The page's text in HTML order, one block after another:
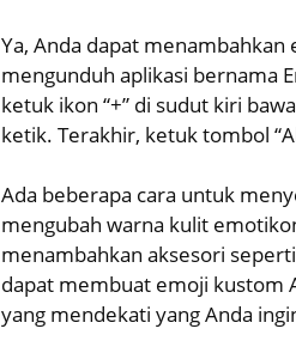
Ya, Anda dapat
mengunduh aplikasi bernama
ketuk ikon “+” di sudut kiri
ketik. Terakhir, ketuk tombol
Ada beberapa cara untuk
mengubah warna kulit
menambahkan aksesori
dapat membuat emoji kustom
yang mendekati yang Anda